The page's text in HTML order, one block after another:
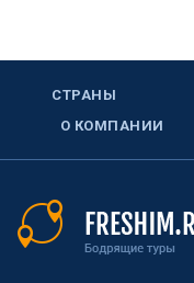
СТРАНЫ
О КОМПАНИИ